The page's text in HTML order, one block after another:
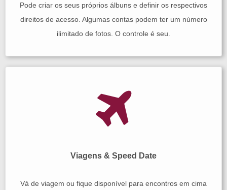
Pode criar os seus próprios álbuns e definir os respectivos
direitos de acesso. Algumas contas podem ter um número
ilimitado de fotos. O controle é seu.
Viagens & Speed Date
Vá de viagem ou fique disponível para encontros em cima